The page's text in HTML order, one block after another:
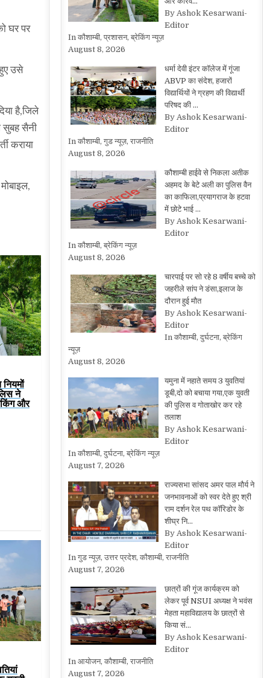
घर पर
उसे
है,जिले
सुबह सैनी
कराया
ने
और
By Ashok Kesarwani-
Editor
In कौशाम्बी, प्रशासन, ब्रेकिंग न्यूज़
August 8, 2026
धर्मा देवी इंटर कॉलेज में गूंजा
ABVP का संदेश, हजारों
विद्यार्थियों ने ग्रहण की विद्यार्थी
परिषद की …
By Ashok Kesarwani-
Editor
In कौशाम्बी, गुड न्यूज़, राजनीति
August 8, 2026
कौशाम्बी हाईवे से निकला अतीक
अहमद के बेटे अली का पुलिस वैन
का काफिला,प्रयागराज के हटवा
में छोटे भाई …
By Ashok Kesarwani-
Editor
In कौशाम्बी, ब्रेकिंग न्यूज़
August 8, 2026
चारपाई पर सो रहे 8 वर्षीय बच्चे को
जहरीले सांप ने डंसा,इलाज के
दौरान हुई मौत
By Ashok Kesarwani-
Editor
In कौशाम्बी, दुर्घटना, ब्रेकिंग
न्यूज़
August 8, 2026
यमुना में नहाते समय 3 युवतियां
डूबी,दो को बचाया गया,एक युवती
की पुलिस व गोताखोर कर रहे
तलाश
By Ashok Kesarwani-
Editor
In कौशाम्बी, दुर्घटना, ब्रेकिंग न्यूज़
August 7, 2026
राज्यसभा सांसद अमर पाल मौर्य ने
जनभावनाओं को स्वर देते हुए श्री
राम दर्शन रेल पथ कॉरिडोर के
शीघ्र नि…
By Ashok Kesarwani-
Editor
In गुड न्यूज़, उत्तर प्रदेश, कौशाम्बी, राजनीति
August 7, 2026
छात्रों की गूंज कार्यक्रम को
लेकर पूर्व NSUI अध्यक्ष ने भवंस
मेहता महाविद्यालय के छात्रों से
किया सं…
By Ashok Kesarwani-
Editor
In आयोजन, कौशाम्बी, राजनीति
August 7, 2026